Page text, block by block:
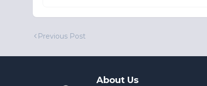
Previous Post
About Us